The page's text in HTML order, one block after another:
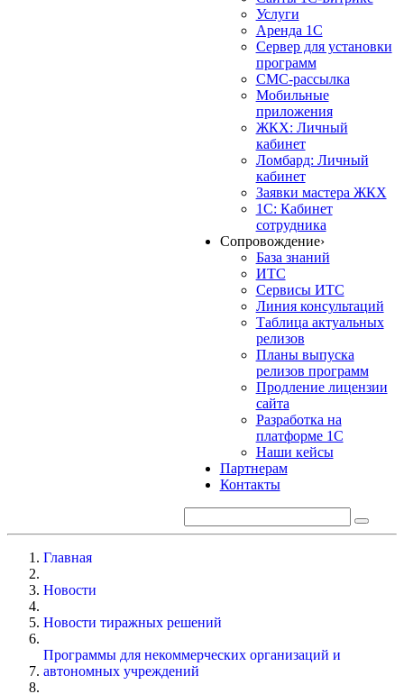
Услуги
Аренда 1С
Сервер для установки
программ
СМС-рассылка
Мобильные
приложения
ЖКХ: Личный
кабинет
Ломбард: Личный
кабинет
Заявки мастера ЖКХ
1С: Кабинет
сотрудника
Сопровождение›
База знаний
ИТС
Сервисы ИТС
Линия консультаций
Таблица актуальных
релизов
Планы выпуска
релизов программ
Продление лицензии
сайта
Разработка на
платформе 1С
Наши кейсы
Партнерам
Контакты
Главная
Новости
Новости тиражных решений
Программы для некоммерческих организаций и
автономных учреждений